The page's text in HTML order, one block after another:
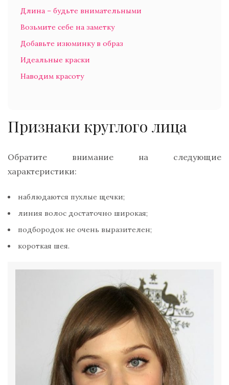
Длина – будьте внимательными
Возьмите себе на заметку
Добавьте изюминку в образ
Идеальные краски
Наводим красоту
Признаки круглого лица
Обратите внимание на следующие
характеристики:
наблюдаются пухлые щечки;
линия волос достаточно широкая;
подбородок не очень выразителен;
короткая шея.